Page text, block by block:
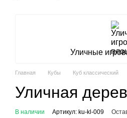
Уличные
Главная Кубы Куб классический
Уличная
В наличии Артикул: ku-kl-009